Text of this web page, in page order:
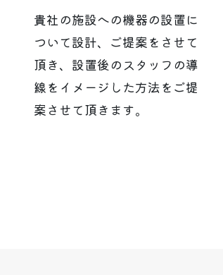
貴社の施設への機器の設置に
ついて設計、ご提案をさせて
頂き、設置後のスタッフの導
線をイメージした方法をご提
案させて頂きます。